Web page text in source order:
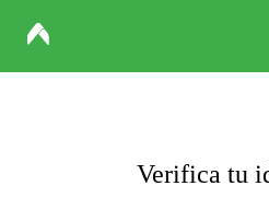
Verifica tu